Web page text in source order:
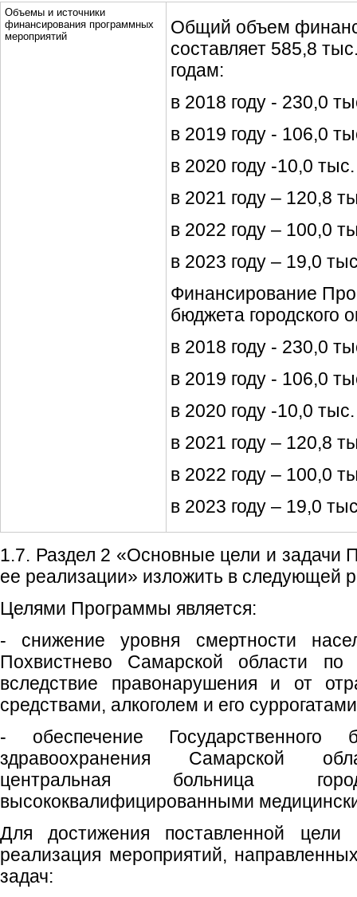
Объемы и источники
финансирования программных
мероприятий
Общий объем
составляет 585,8
годам:
в 2018 году - 230,0
в 2019 году - 106,0
в 2020 году -10,0
в 2021 году – 120,8
в 2022 году – 100,0
в 2023 году – 19,0
Финансирование
бюджета городского
в 2018 году - 230,0
в 2019 году - 106,0
в 2020 году -10,0
в 2021 году – 120,8
в 2022 году – 100,0
в 2023 году – 19,0
1.7. Раздел 2 «Основные цели и задачи
ее реализации» изложить в следующей
Целями Программы является:
- снижение уровня смертности
Похвистнево Самарской области по
вследствие правонарушения и от
средствами, алкоголем и его
- обеспечение Государственного
здравоохранения Самарской
центральная больница
высококвалифицированными
Для достижения поставленной цели
реализация мероприятий,
задач: